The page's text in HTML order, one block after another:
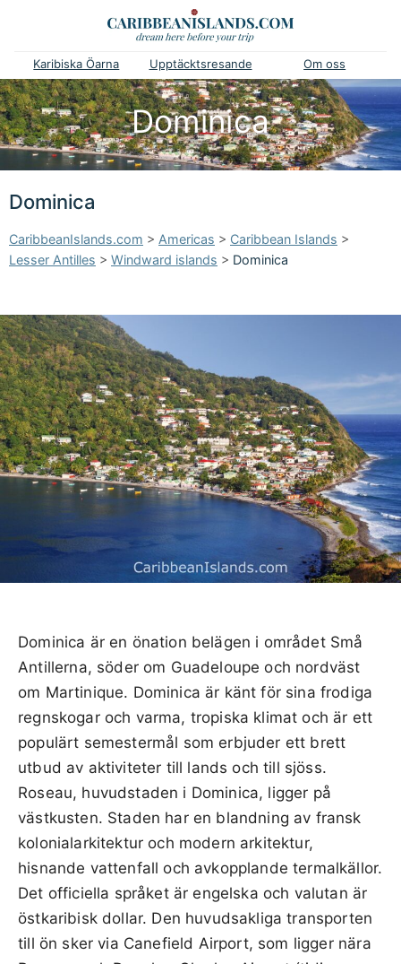
Karibiska Öarna Upptäcktsresande Om oss
Dominica
Dominica
CaribbeanIslands.com > Americas > Caribbean Islands >
Lesser Antilles > Windward islands > Dominica
Dominica är en önation belägen i området Små
Antillerna, söder om Guadeloupe och nordväst
om Martinique. Dominica är känt för sina frodiga
regnskogar och varma, tropiska klimat och är ett
populärt semestermål som erbjuder ett brett
utbud av aktiviteter till lands och till sjöss.
Roseau, huvudstaden i Dominica, ligger på
västkusten. Staden har en blandning av fransk
kolonialarkitektur och modern arkitektur,
hisnande vattenfall och avkopplande termalkällor.
Det officiella språket är engelska och valutan är
östkaribisk dollar. Den huvudsakliga transporten
till ön sker via Canefield Airport, som ligger nära